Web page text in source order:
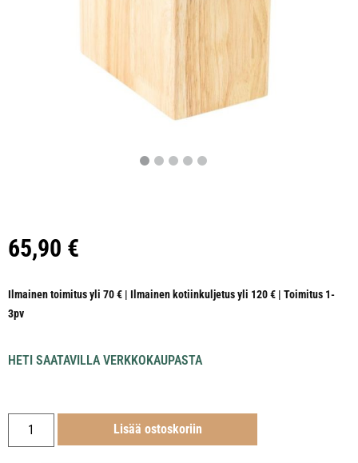
65,90 €
Ilmainen toimitus yli 70 € | Ilmainen kotiinkuljetus yli 120 € | Toimitus 1-
3pv
HETI SAATAVILLA VERKKOKAUPASTA
Lisää ostoskoriin